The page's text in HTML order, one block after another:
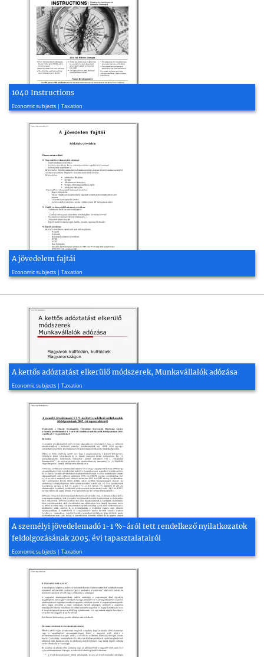
1040 Instructions
Economic subjects | Taxation
A jövedelem fajtái
Economic subjects | Taxation
A kettős adóztatást elkerülő módszerek, Munkavállalók adózása
Economic subjects | Taxation
A személyi jövedelemadó 1-1 %-áról tett rendelkező nyilatkozatok
feldolgozásának 2005. évi tapasztalatairól
Economic subjects | Taxation